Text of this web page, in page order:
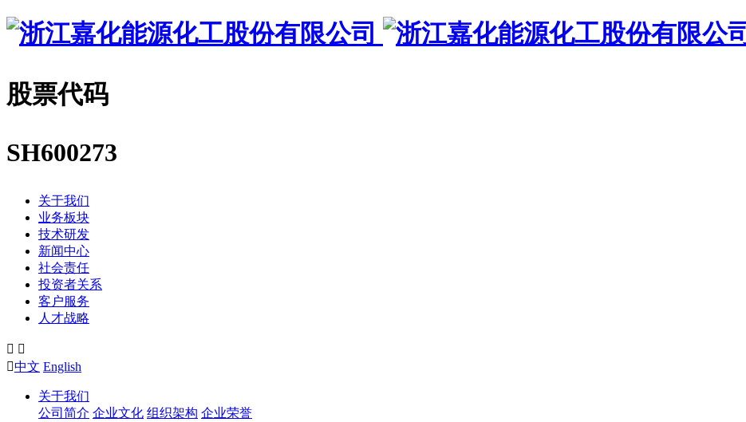
股票代码
SH600273
关于我们
业务板块
技术研发
新闻中心
社会责任
投资者关系
客户服务
人才战略
 
中文 English
关于我们
公司简介 企业文化 组织架构 企业荣誉